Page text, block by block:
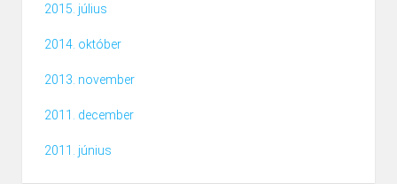
2015. július
2014. október
2013. november
2011. december
2011. június